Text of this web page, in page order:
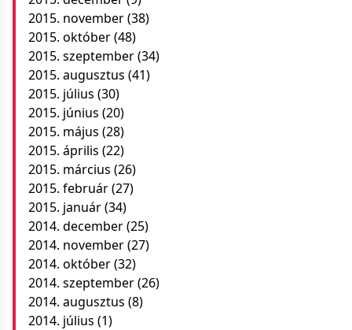
2015. november(38)
2015. október(48)
2015. szeptember(34)
2015. augusztus (41)
2015. július (30)
2015. június (20)
2015. május (28)
2015. április (22)
2015. március (26)
2015. február(27)
2015. január(34)
2014. december(25)
2014. november(27)
2014. október(32)
2014. szeptember(26)
2014. augusztus (8)
2014. július (1)